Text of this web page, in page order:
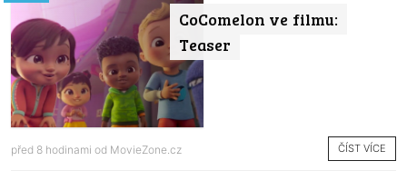
CoComelon ve filmu:
Teaser
před 8 hodinami od MovieZone.cz ČÍST VÍCE